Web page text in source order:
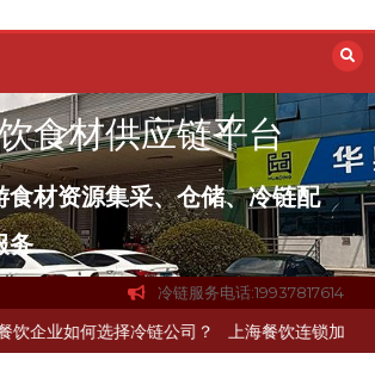
食材供应链平台
食材资源集采、仓储、冷链配
务
冷链服务电话:19937817614
如何选择冷链公司？ 上海餐饮连锁加速，冷链